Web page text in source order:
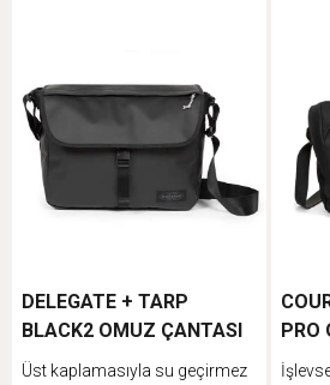
DELEGATE + TARP
BLACK2 OMUZ ÇANTASI
Üst kaplamasıyla su geçirmez
PRO